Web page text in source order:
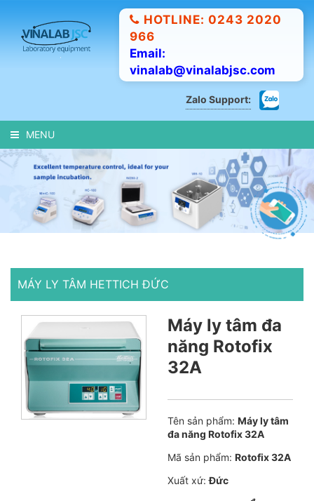
HOTLINE: 0243 2020
966
Email:
vinalab@vinalabjsc.com
Zalo Support:
MENU
MÁY LY TÂM HETTICH ĐỨC
Máy ly tâm đa
năng Rotofix
32A
Tên sản phẩm: Máy ly tâm
đa năng Rotofix 32A
Mã sản phẩm: Rotofix 32A
Xuất xứ: Đức